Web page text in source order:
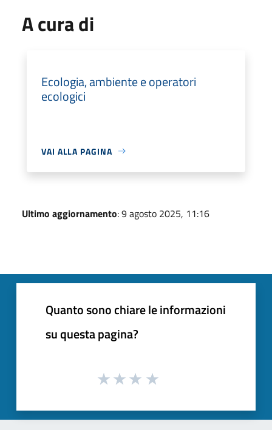
A cura di
Ecologia, ambiente e operatori
ecologici
VAI ALLA PAGINA
Ultimo aggiornamento: 9 agosto 2025, 11:16
Quanto sono chiare le informazioni
su questa pagina?